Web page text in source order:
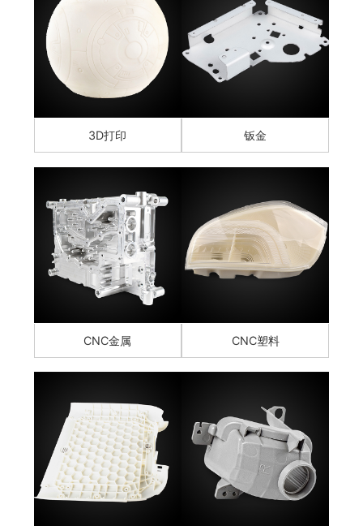
3D打印 钣金
CNC金属 CNC塑料